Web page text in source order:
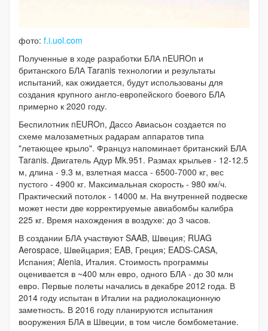
фото: f.i.uol.com
Полученные в ходе разработки БЛА nEUROn и
британского БЛА Taranis технологии и результаты
испытаний, как ожидается, будут использованы для
создания крупного англо-европейского боевого БЛА
примерно к 2020 году.
Беспилотник nEUROn, Дассо Авиасьон создается по
схеме малозаметных радарам аппаратов типа
"летающее крыло". Француз напоминает британский БЛА
Taranis. Двигатель Адур Mk.951. Размах крыльев - 12-12.5
м, длина - 9.3 м, взлетная масса - 6500-7000 кг, вес
пустого - 4900 кг. Максимальная скорость - 980 км/ч.
Практический потолок - 14000 м. На внутренней подвеске
может нести две корректируемые авиабомбы калибра
225 кг. Время нахождения в воздухе: до 3 часов.
В создании БЛА участвуют SAAB, Швеция; RUAG
Aerospace, Швейцария; EAB, Греция; EADS-CASA,
Испания; Alenia, Италия. Стоимость программы
оценивается в ~400 млн евро, одного БЛА - до 30 млн
евро. Первые полеты начались в декабре 2012 года. В
2014 году испытан в Италии на радиолокационную
заметность. В 2016 году планируются испытания
вооружения БЛА в Швеции, в том числе бомбометание.